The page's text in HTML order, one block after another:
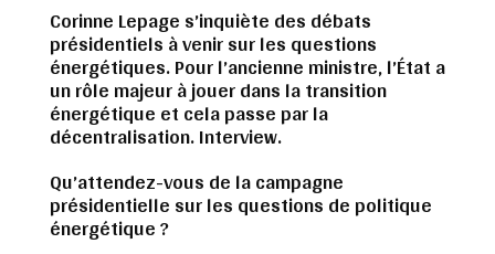
Corinne Lepage s’inquiète des débats
présidentiels à venir sur les questions
énergétiques. Pour l’ancienne ministre, l’État a
un rôle majeur à jouer dans la transition
énergétique et cela passe par la
décentralisation. Interview.
Qu’attendez-vous de la campagne
présidentielle sur les questions de politique
énergétique ?